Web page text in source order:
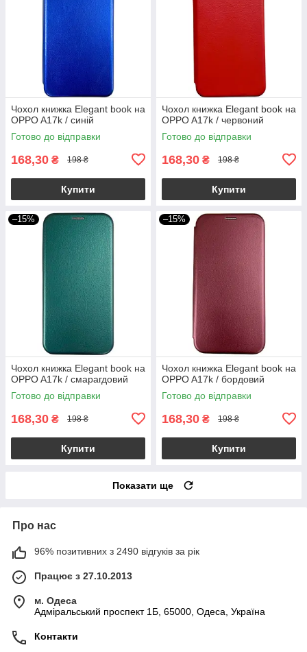
Чохол книжка Elegant book на
OPPO A17k / синій
Готово до відправки
168,30 ₴ 198 ₴
Купити
Чохол книжка Elegant book на
OPPO A17k / червоний
Готово до відправки
168,30 ₴ 198 ₴
Купити
–15%
Чохол книжка Elegant book на
OPPO A17k / смарагдовий
Готово до відправки
168,30 ₴ 198 ₴
Купити
–15%
Чохол книжка Elegant book на
OPPO A17k / бордовий
Готово до відправки
168,30 ₴ 198 ₴
Купити
Показати ще
Про нас
96% позитивних з 2490 відгуків за рік
Працює з 27.10.2013
м. Одеса
Адміральський проспект 1Б, 65000, Одеса, Україна
Контакти